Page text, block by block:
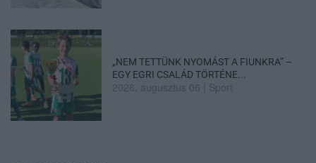
„NEM TETTÜNK NYOMÁST A FIUNKRA” –
EGY EGRI CSALÁD TÖRTÉNE...
2026. augusztus 06 Sport